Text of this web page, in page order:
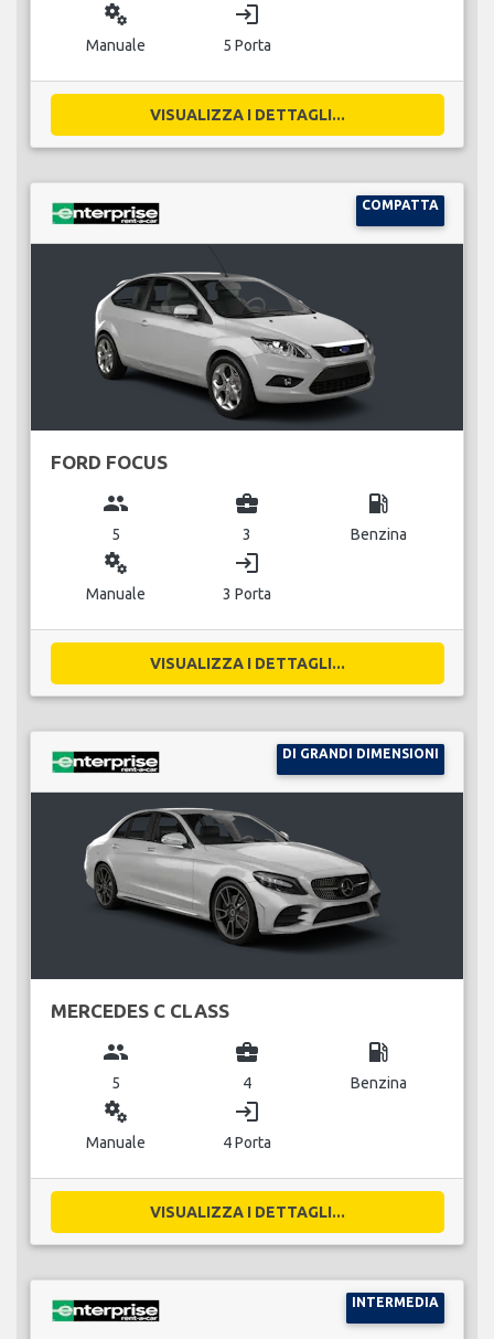
miscellaneous_services
Manuale
login
5 Porta
VISUALIZZA I DETTAGLI...
COMPATTA
FORD FOCUS
group
5
business_center
3
local_gas_station
Benzina
miscellaneous_services
Manuale
login
3 Porta
VISUALIZZA I DETTAGLI...
DI GRANDI DIMENSIONI
MERCEDES C CLASS
group
5
business_center
4
local_gas_station
Benzina
miscellaneous_services
Manuale
login
4 Porta
VISUALIZZA I DETTAGLI...
INTERMEDIA